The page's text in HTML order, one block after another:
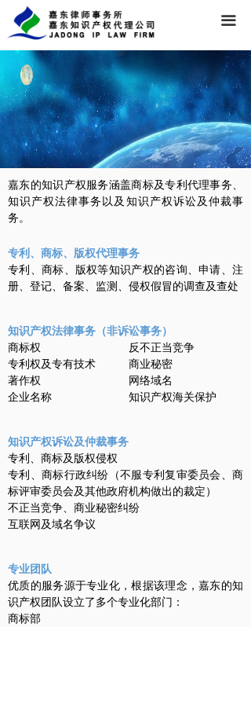
끀
服务领域
嘉东的知识产权服务涵盖商标及专利代理事务、
知识产权法律事务以及知识产权诉讼及仲裁事
务。
专利、商标、版权代理事务
专利、商标、版权等知识产权的咨询、申请、注
册、登记、备案、 监测、侵权假冒的调查及查处
知识产权法律事务（非诉讼事务）
商标权 反不正当竞争
专利权及专有技术 商业秘密
著作权 网络域名
企业名称 知识产权海关保护
知识产权诉讼及仲裁事务
专利、商标及版权侵权
专利、商标行政纠纷（不服专利复审委员会、商
标评审委员会及其他政府机构做出的裁定）
不正当竞争、商业秘密纠纷
互联网及域名争议
专业团队
优质的服务源于专业化，根据该理念，嘉东的知
识产权团队设立了多个专业化部门：
商标部